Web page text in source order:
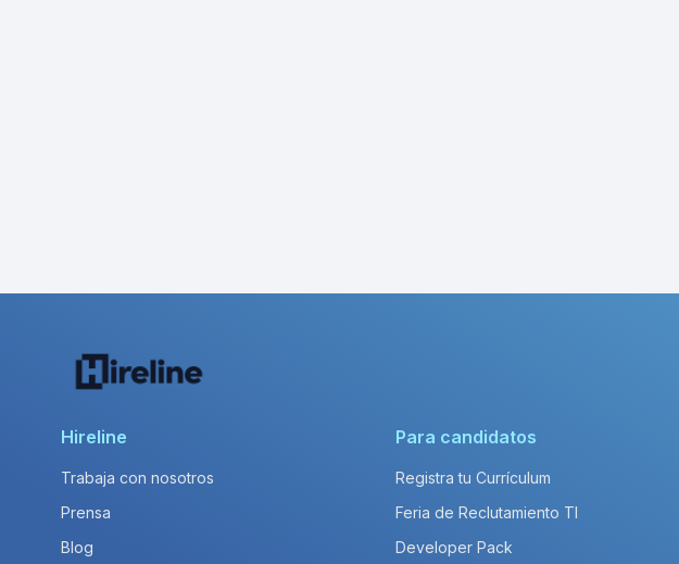
Hireline
Trabaja con nosotros
Prensa
Blog
Para candidatos
Registra tu Currículum
Feria de Reclutamiento TI
Developer Pack